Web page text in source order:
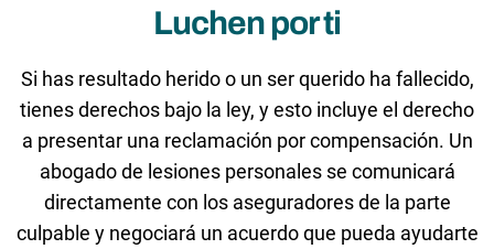
Luchen por ti
Si has resultado herido o un ser querido ha fallecido,
tienes derechos bajo la ley, y esto incluye el derecho
a presentar una reclamación por compensación. Un
abogado de lesiones personales se comunicará
directamente con los aseguradores de la parte
culpable y negociará un acuerdo que pueda ayudarte